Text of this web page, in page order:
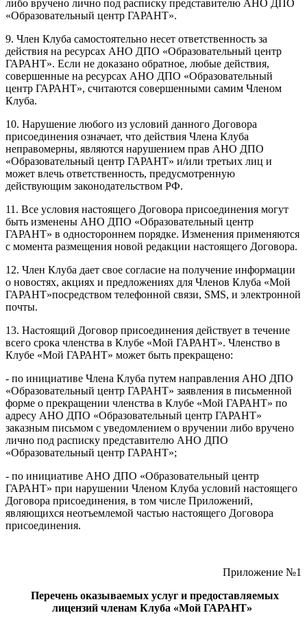
либо вручено лично под расписку представителю АНО ДПО
«Образовательный центр ГАРАНТ».
9. Член Клуба самостоятельно несет ответственность за
действия на ресурсах АНО ДПО «Образовательный центр
ГАРАНТ». Если не доказано обратное, любые действия,
совершенные на ресурсах АНО ДПО «Образовательный
центр ГАРАНТ», считаются совершенными самим Членом
Клуба.
10. Нарушение любого из условий данного Договора
присоединения означает, что действия Члена Клуба
неправомерны, являются нарушением прав АНО ДПО
«Образовательный центр ГАРАНТ» и/или третьих лиц и
может влечь ответственность, предусмотренную
действующим законодательством РФ.
11. Все условия настоящего Договора присоединения могут
быть изменены АНО ДПО «Образовательный центр
ГАРАНТ» в одностороннем порядке. Изменения применяются
с момента размещения новой редакции настоящего Договора.
12. Член Клуба дает свое согласие на получение информации
о новостях, акциях и предложениях для Членов Клуба «Мой
ГАРАНТ»посредством телефонной связи, SMS, и электронной
почты.
13. Настоящий Договор присоединения действует в течение
всего срока членства в Клубе «Мой ГАРАНТ». Членство в
Клубе «Мой ГАРАНТ» может быть прекращено:
- по инициативе Члена Клуба путем направления АНО ДПО
«Образовательный центр ГАРАНТ» заявления в письменной
форме о прекращении членства в Клубе «Мой ГАРАНТ» по
адресу АНО ДПО «Образовательный центр ГАРАНТ»
заказным письмом с уведомлением о вручении либо вручено
лично под расписку представителю АНО ДПО
«Образовательный центр ГАРАНТ»;
- по инициативе АНО ДПО «Образовательный центр
ГАРАНТ» при нарушении Членом Клуба условий настоящего
Договора присоединения, в том числе Приложений,
являющихся неотъемлемой частью настоящего Договора
присоединения.
Приложение №1
Перечень оказываемых услуг и предоставляемых
лицензий членам Клуба «Мой ГАРАНТ»